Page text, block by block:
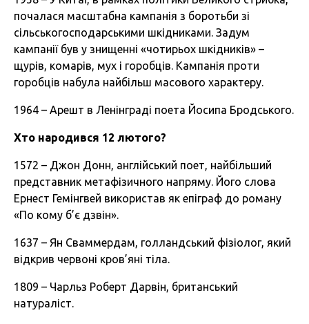
почалася масштабна кампанія з боротьби зі
сільськогосподарськими шкідниками. Задум
кампанії був у знищенні «чотирьох шкідників» –
щурів, комарів, мух і горобців. Кампанія проти
горобців набула найбільш масового характеру.
1964 – Арешт в Ленінграді поета Йосипа Бродського.
Хто народився 12 лютого?
1572 – Джон Донн, англійський поет, найбільший
представник метафізичного напряму. Його слова
Ернест Гемінгвей використав як епіграф до роману
«По кому б’є дзвін».
1637 – Ян Сваммердам, голландський фізіолог, який
відкрив червоні кров’яні тіла.
1809 – Чарльз Роберт Дарвін, британський
натураліст.